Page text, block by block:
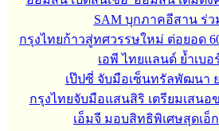
SAM บุกภาคอีสาน ร่ว
กรุงไทยก้าวสู่ทศวรรษใหม่ ต่อยอด
เอพี ไทยแลนด์ ย้ำเบ
เป๊ปซี่ จับมือเซ็นทรัลพัฒนา
กรุงไทยจับมือแสนสิริ เตรียมเสน
เอ็มจี มอบสิทธิพิเศษสุดเ